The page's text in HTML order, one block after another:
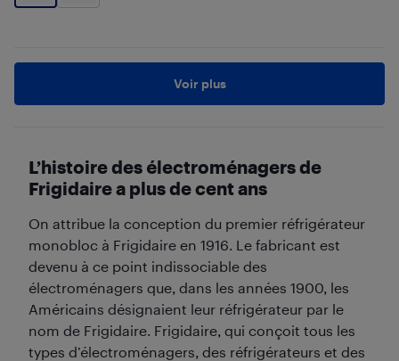
Voir plus
L’histoire des électroménagers de
Frigidaire a plus de cent ans
On attribue la conception du premier réfrigérateur
monobloc à Frigidaire en 1916. Le fabricant est
devenu à ce point indissociable des
électroménagers que, dans les années 1900, les
Américains désignaient leur réfrigérateur par le
nom de Frigidaire. Frigidaire, qui conçoit tous les
types d’électroménagers, des réfrigérateurs et des